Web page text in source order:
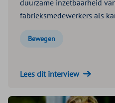
duurzame inzetbaarheid
fabrieksmedewerkers als
Bewegen
Lees dit interview